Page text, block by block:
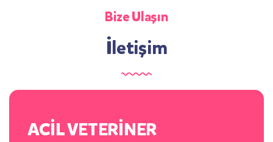
Bize Ulaşın
İletişim
ACİL VETERİNER